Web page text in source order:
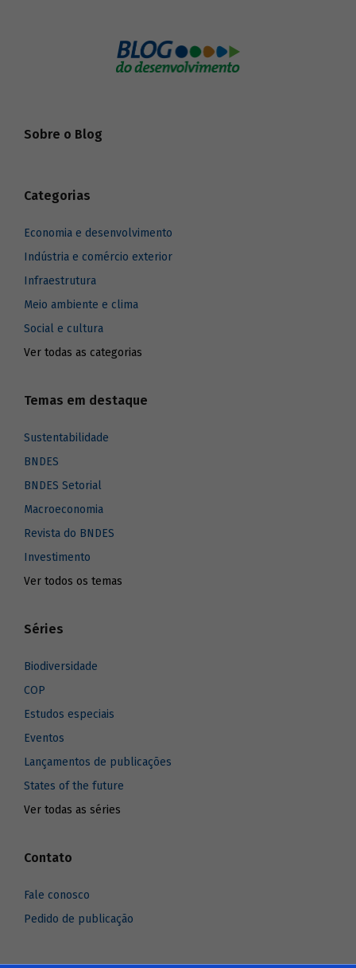
Sobre o Blog
Categorias
Economia e desenvolvimento
Indústria e comércio exterior
Infraestrutura
Meio ambiente e clima
Social e cultura
Ver todas as categorias
Temas em destaque
Sustentabilidade
BNDES
BNDES Setorial
Macroeconomia
Revista do BNDES
Investimento
Ver todos os temas
Séries
Biodiversidade
COP
Estudos especiais
Eventos
Lançamentos de publicações
States of the future
Ver todas as séries
Contato
Fale conosco
Pedido de publicação